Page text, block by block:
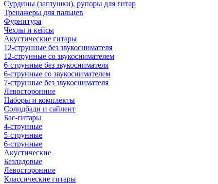
Сурдины (заглушки), рупоры для гитар
Тренажеры для пальцев
Фурнитура
Чехлы и кейсы
Акустические гитары
12-струнные без звукоснимателя
12-струнные со звукоснимателем
6-струнные без звукоснимателя
6-струнные со звукоснимателем
7-струнные без звукоснимателя
Левосторонние
Наборы и комплекты
Солидбади и сайлент
Бас-гитары
4-струнные
5-струнные
6-струнные
Акустические
Безладовые
Левосторонние
Классические гитары